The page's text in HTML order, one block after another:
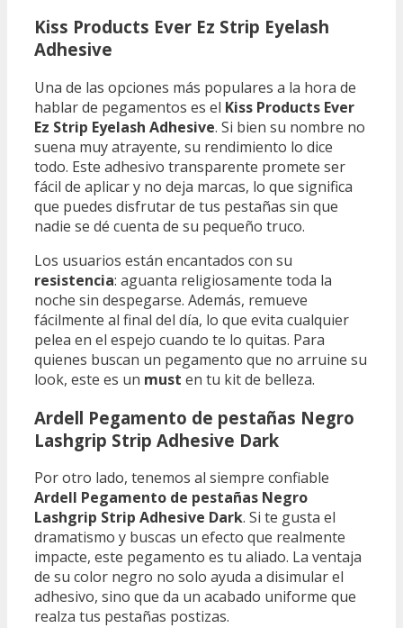
Kiss Products Ever Ez Strip Eyelash
Adhesive
Una de las opciones más populares a la hora de
hablar de pegamentos es el Kiss Products Ever
Ez Strip Eyelash Adhesive. Si bien su nombre no
suena muy atrayente, su rendimiento lo dice
todo. Este adhesivo transparente promete ser
fácil de aplicar y no deja marcas, lo que significa
que puedes disfrutar de tus pestañas sin que
nadie se dé cuenta de su pequeño truco.
Los usuarios están encantados con su
resistencia: aguanta religiosamente toda la
noche sin despegarse. Además, remueve
fácilmente al final del día, lo que evita cualquier
pelea en el espejo cuando te lo quitas. Para
quienes buscan un pegamento que no arruine su
look, este es un must en tu kit de belleza.
Ardell Pegamento de pestañas Negro
Lashgrip Strip Adhesive Dark
Por otro lado, tenemos al siempre confiable
Ardell Pegamento de pestañas Negro
Lashgrip Strip Adhesive Dark. Si te gusta el
dramatismo y buscas un efecto que realmente
impacte, este pegamento es tu aliado. La ventaja
de su color negro no solo ayuda a disimular el
adhesivo, sino que da un acabado uniforme que
realza tus pestañas postizas.